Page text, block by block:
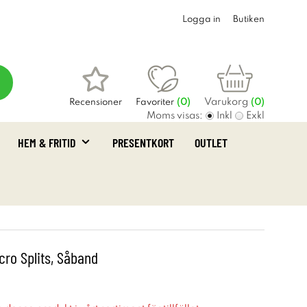
Logga in Butiken
Recensioner Favoriter (0) Varukorg (0)
Moms visas: Inkl Exkl
HEM & FRITID PRESENTKORT OUTLET
Splits, Såband